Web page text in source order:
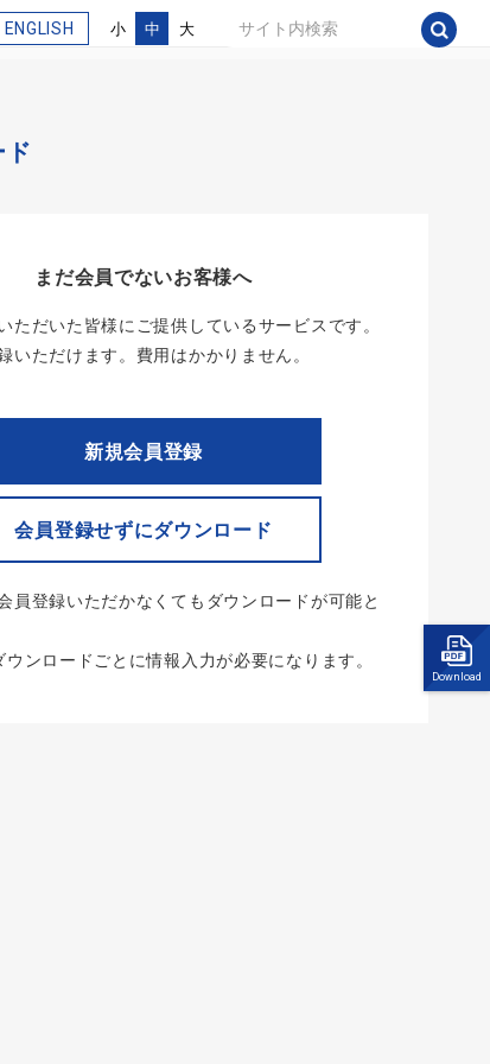
小 中 大
ENGLISH
グ
ド
まだ会員でないお客様へ
ただいた皆様にご提供しているサービスです。
いただけます。費用はかかりません。
新規会員登録
会員登録せずにダウンロード
員登録いただかなくてもダウンロードが可能と
ンロードごとに情報入力が必要になります。
Download